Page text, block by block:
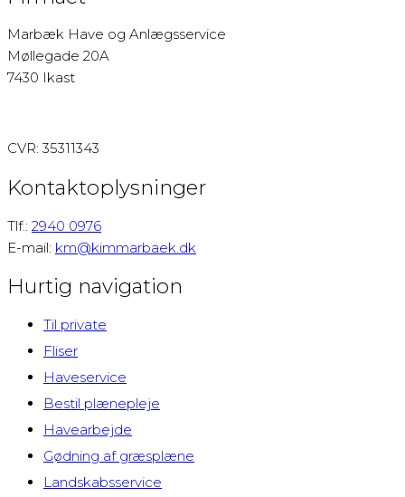
Marbæk Have og Anlægsservice
Møllegade 20A
7430 Ikast
​CVR: 35311343
Kontaktoplysninger
Tlf.: 2940 0976
E-mail: km@kimmarbaek.dk
Hurtig navigation
Til private
Fliser
Haveservice
Bestil plænepleje
Havearbejde
Gødning af græsplæne
Landskabsservice